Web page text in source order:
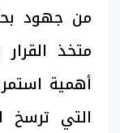
من جهود
متخذ
أهمية
التي ترسخ